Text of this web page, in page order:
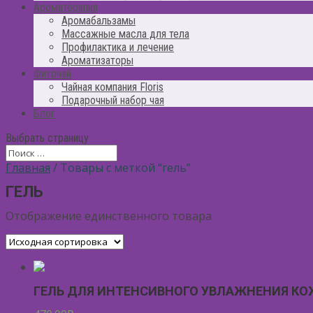
Ароматерапия
Аромабальзамы
Массажные масла для тела
Профилактика и лечение
Ароматизаторы
Фиточай
Чайная компания Floris
Подарочный набор чая
Блог
Выбрать страницу
Главная / Товары с меткой “гель”
ГЕЛЬ
Отображение единственного товара
ГЕЛЬ ДЛЯ ИНТЕНСИВНОГО УВЛАЖНЕНИЯ КОЖИ